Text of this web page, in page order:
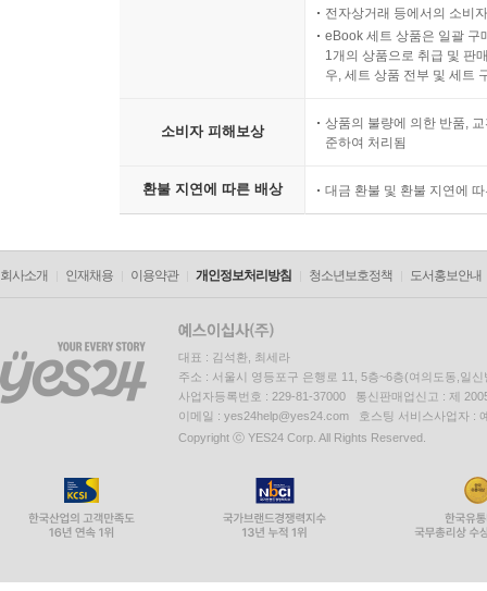
전자상거래 등에서의 소비
eBook 세트 상품은 일괄 구
1개의 상품으로 취급 및 판
우, 세트 상품 전부 및 세트
소비자 피해보상
상품의 불량에 의한 반품,
준하여 처리됨
환불 지연에 따른 배상 대금 환불 및 환불 지연에
회사소개 인재채용 이용약관 개인정보처리방침 청소년보호정책 도서홍보안내
대표 : 김석환, 최세라
주소 : 서울시 영등포구 은행로 11, 5층~6층(여의도동,일신
사업자등록번호 : 229-81-37000 통신판매업신고 : 제
이메일 : yes24help@yes24.com 호스팅 서비스사업자 :
Copyright ⓒ YES24 Corp. All Rights Reserved.